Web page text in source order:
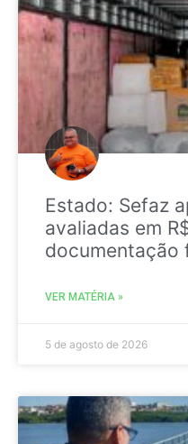
Estado: Sefaz
avaliadas em
documentação
VER MATÉRIA »
5 de agosto de 2026